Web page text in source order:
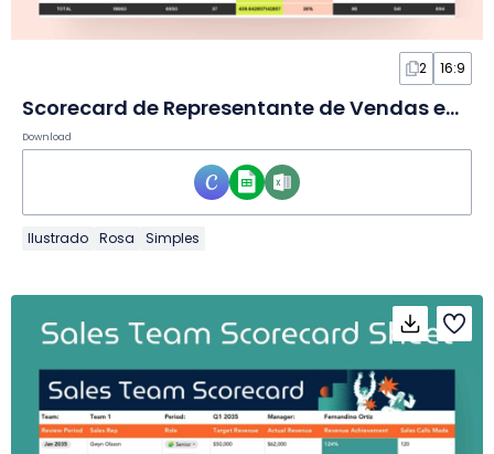
2 16:9
Scorecard de Representante de Vendas em Planilha
Download
Ilustrado Rosa Simples